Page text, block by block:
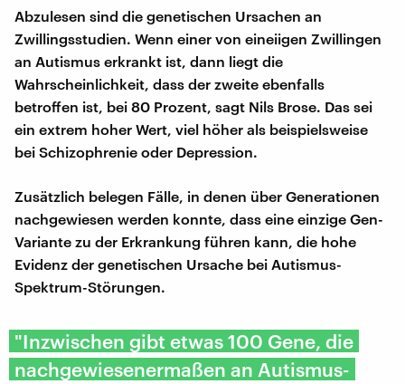
Abzulesen sind die genetischen Ursachen an
Zwillingsstudien. Wenn einer von eineiigen Zwillingen
an Autismus erkrankt ist, dann liegt die
Wahrscheinlichkeit, dass der zweite ebenfalls
betroffen ist, bei 80 Prozent, sagt Nils Brose. Das sei
ein extrem hoher Wert, viel höher als beispielsweise
bei Schizophrenie oder Depression.
Zusätzlich belegen Fälle, in denen über Generationen
nachgewiesen werden konnte, dass eine einzige Gen-
Variante zu der Erkrankung führen kann, die hohe
Evidenz der genetischen Ursache bei Autismus-
Spektrum-Störungen.
"Inzwischen gibt etwas 100 Gene, die
nachgewiesenermaßen an Autismus-